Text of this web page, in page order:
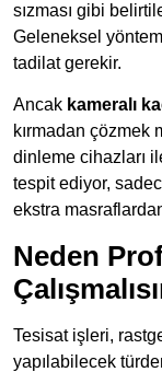
sızması gibi
Geleneksel
tadilat gerekir.
Ancak kameralı
kırmadan çözmek
dinleme cihazları
tespit ediyor,
ekstra
Neden
Tesisat işleri,
yapılabilecek